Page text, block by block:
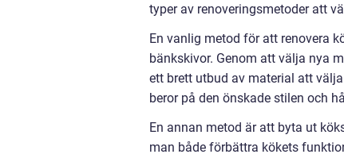
typer av renoveringsmetoder att
En vanlig metod för att renovera
bänkskivor. Genom att välja nya
ett brett utbud av material att
beror på den önskade stilen och
En annan metod är att byta ut
man både förbättra kökets